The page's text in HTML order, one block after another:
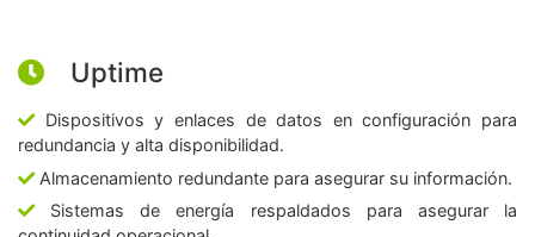
Uptime
Dispositivos y enlaces de datos en configuración para
redundancia y alta disponibilidad.
Almacenamiento redundante para asegurar su información.
Sistemas de energía respaldados para asegurar la